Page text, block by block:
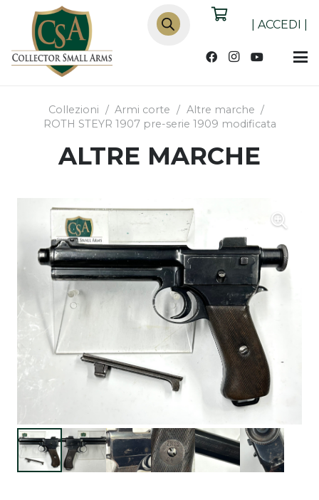
Products
search
ACCEDI
Collezioni / Armi corte / Altre marche /
ROTH STEYR 1907 pre-serie 1909 modificata
ALTRE MARCHE